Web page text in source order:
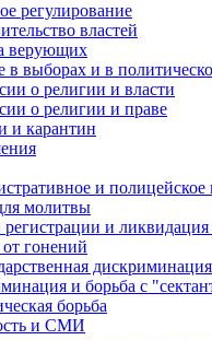
регулирование
властей
верующих
в выборах и в
о религии и власти
о религии и праве
и карантин
и полицейское
молитвы
регистрации и
гонений
дискриминация
и борьба с
борьба
и СМИ